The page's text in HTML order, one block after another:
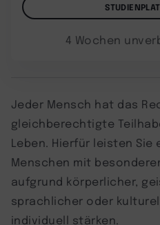
4 Wochen
Jeder Mensch hat das
gleichberechtigte
Leben. Hierfür leisten Sie
Menschen mit
aufgrund körperlicher,
sprachlicher oder
individuell stärken.